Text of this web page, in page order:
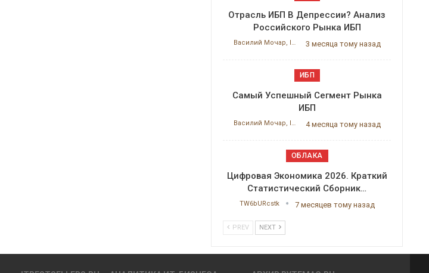
Отрасль ИБП В Депрессии? Анализ
Российского Рынка ИБП
Василий Мочар, ITResearch 3 месяца тому назад
ИБП
Самый Успешный Сегмент Рынка
ИБП
Василий Мочар, ITResearch 4 месяца тому назад
ОБЛАКА
Цифровая Экономика 2026. Краткий
Статистический Сборник…
TW6bURcstk 7 месяцев тому назад
PREV NEXT